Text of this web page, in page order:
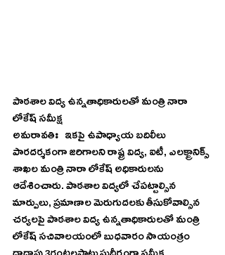
పాఠశాల విద్య ఉన్నతాధికారులతో మంత్రి నారా
లోకేష్ సమీక్ష
అమరావతిః   ఇకపై ఉపాధ్యాయ బదిలీలు
పారదర్శకంగా జరిగాలని రాష్ట్ర విద్య, ఐటీ, ఎలక్ట్రానిక్స్
శాఖల మంత్రి నారా లోకేష్ అధికారులను
ఆదేశించారు. పాఠశాల విద్యలో చేపట్టాల్సిన
మార్పులు, ప్రమాణాల మెరుగుదలకు తీసుకోవాల్సిన
చర్యలపై పాఠశాల విద్య ఉన్నతాధికారులతో మంత్రి
లోకేష్ సచివాలయంలో బుధవారం సాయంత్రం